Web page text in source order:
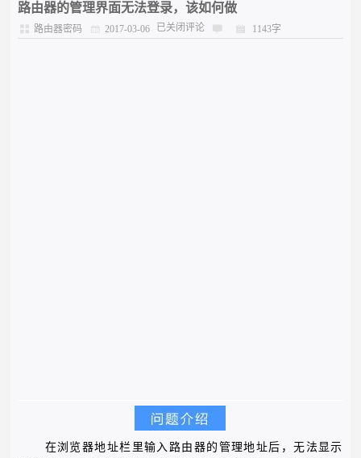
路由器的管理界面无法登录，该如何做
路由器密码 2017-03-06 已关闭评论 1143字
在浏览器地址栏里输入路由器的管理地址后，无法显示